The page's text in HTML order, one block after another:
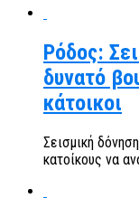
Ρόδος:
δυνατό
κάτοικοι
Σεισμική
κατοίκους να